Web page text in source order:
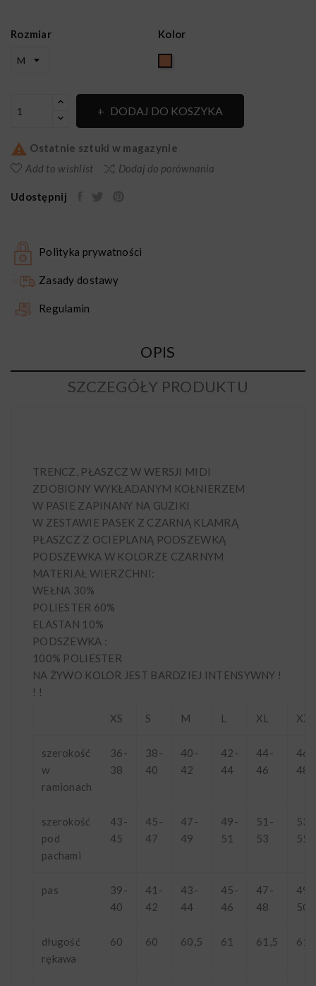
Rozmiar Kolor
DODAJ DO KOSZYKA
 Ostatnie sztuki w magazynie
Add to wishlist
Dodaj do porównania
Udostępnij
Polityka prywatności
Zasady dostawy
Regulamin
OPIS
SZCZEGÓŁY PRODUKTU
TRENCZ, PŁASZCZ W WERSJI MIDI
ZDOBIONY WYKŁADANYM KOŁNIERZEM
W PASIE ZAPINANY NA GUZIKI
W ZESTAWIE PASEK Z CZARNĄ KLAMRĄ
PŁASZCZ Z OCIEPLANĄ PODSZEWKĄ
PODSZEWKA W KOLORZE CZARNYM
MATERIAŁ WIERZCHNI:
WEŁNA 30%
POLIESTER 60%
ELASTAN 10%
PODSZEWKA :
100% POLIESTER
NA ŻYWO KOLOR JEST BARDZIEJ INTENSYWNY !
! !
XS S M L XL XXL
szerokość
w
ramionach
36-
38
38-
40
40-
42
42-
44
44-
46
46-
48
szerokość
pod
pachami
43-
45
45-
47
47-
49
49-
51
51-
53
53-
55
pas
39-
40
41-
42
43-
44
45-
46
47-
48
49-
50
długość
rękawa
60 60 60,5 61 61,5